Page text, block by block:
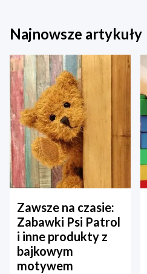
Najnowsze artykuły
Zawsze na czasie:
Zabawki Psi Patrol
i inne produkty z
bajkowym
motywem